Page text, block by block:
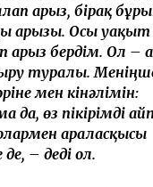
арыз, бірақ
арызы. Осы уақыт
арыз бердім. Ол –
туралы.
мен кінәлімін:
да, өз пікірімді
араласқысы
– деді ол.